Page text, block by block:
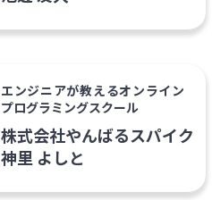
エンジニアが教えるオンライン
プログラミングスクール
株式会社やんばるスパイク
神里 よしと